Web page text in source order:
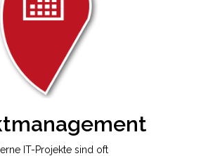
IT-Projekte sind oft